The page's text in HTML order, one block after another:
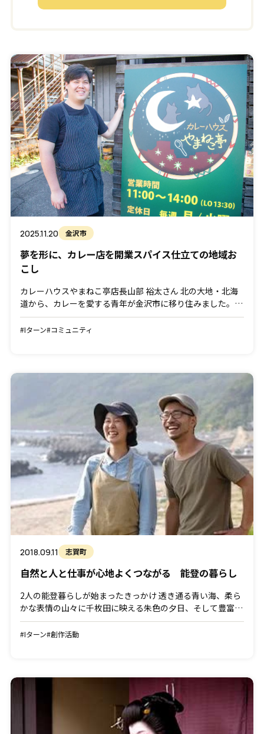
2025.11.20 金沢市
夢を形に、カレー店を開業スパイス仕立ての地域お
こし
カレーハウスやまねこ亭店長山部 裕太さん 北の大地・北海
道から、カレーを愛する青年が金沢市に移り住みました。地
域おこし協力隊として活動しながら、念願の自分の店を開く
までの道のりを聞きました。 全国的な激戦区で勝負 「本当
#Iターン#コミュニティ
2018.09.11 志賀町
自然と人と仕事が心地よくつながる 能登の暮らし
2人の能登暮らしが始まったきっかけ 透き通る青い海、柔ら
かな表情の山々に千枚田に映える朱色の夕日、そして豊富な
海の幸と山の幸が得られる、魅力ある自然があふれる能登半
島。そのほぼ中央に位置する志賀町に暮らす田中俊也さん・
#Iターン#創作活動